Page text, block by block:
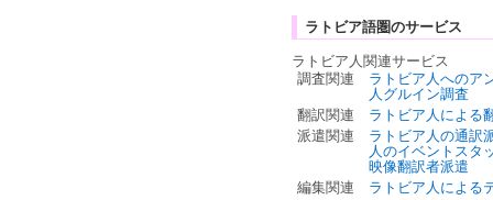
ラトビア語圏のサービス
ラトビア人関連サービス
調査関連
ラトビア人へのア
人グルイン調査
翻訳関連
ラトビア人による
派遣関連
ラトビア人の通訳
人のイベントスタ
映像翻訳者派遣
編集関連
ラトビア人による